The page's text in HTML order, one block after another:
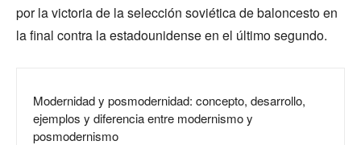
por la victoria de la selección soviética de baloncesto en
la final contra la estadounidense en el último segundo.
Modernidad y posmodernidad: concepto, desarrollo,
ejemplos y diferencia entre modernismo y
posmodernismo